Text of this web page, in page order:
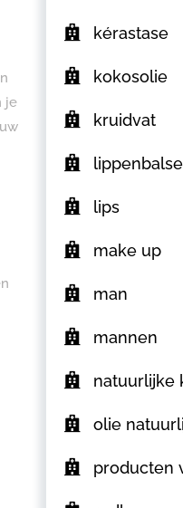
je
kérastase
kokosolie
kruidvat
lips
make up
man
mannen
natuurlijke
olie
producten